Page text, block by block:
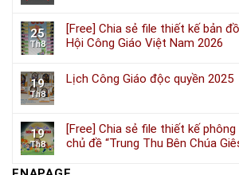
25
Th8
[Free] Chia sẻ file thiết kế bản
Hội Công Giáo Việt Nam 2026
19
Th8
Lịch Công Giáo độc quyền 2025
19
Th8
[Free] Chia sẻ file thiết kế
chủ đề “Trung Thu Bên Chúa